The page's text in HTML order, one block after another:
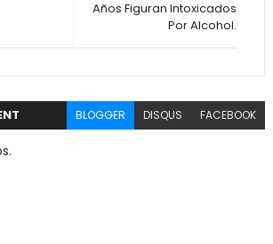
Años Figuran Intoxicados
Por Alcohol.
BLOGGER DISQUS FACEBOOK